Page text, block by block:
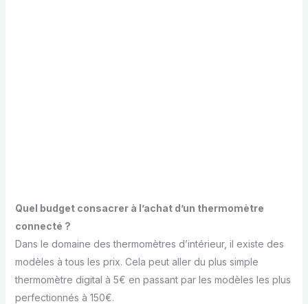
Quel budget consacrer à l’achat d’un thermomètre
connecté ?
Dans le domaine des thermomètres d’intérieur, il existe des
modèles à tous les prix. Cela peut aller du plus simple
thermomètre digital à 5€ en passant par les modèles les plus
perfectionnés à 150€.